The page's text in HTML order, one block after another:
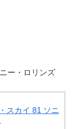
ー・ロリンズ
スカイ 81 ソニ